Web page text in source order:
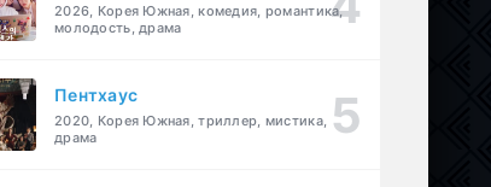
2026, Корея Южная, комедия, романтика,
молодость, драма
Пентхаус
2020, Корея Южная, триллер, мистика,
драма